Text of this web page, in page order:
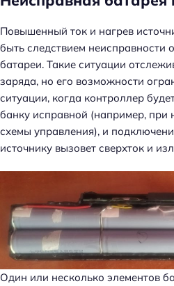
Повышенный ток и нагрев
быть следствием неисправности
батареи. Такие ситуации
заряда, но его возможности
ситуации, когда контроллер
банку исправной (например, при
схемы управления), и
источнику вызовет сверхток и
Один или несколько элементов